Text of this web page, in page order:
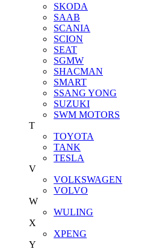
SKODA
SAAB
SCANIA
SCION
SEAT
SGMW
SHACMAN
SMART
SSANG YONG
SUZUKI
SWM MOTORS
T
TOYOTA
TANK
TESLA
V
VOLKSWAGEN
VOLVO
W
WULING
X
XPENG
Y